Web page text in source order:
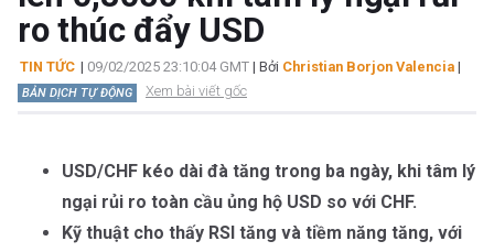
ro thúc đẩy USD
TIN TỨC | 09/02/2025 23:10:04 GMT | Bởi Christian Borjon Valencia |
BẢN DỊCH TỰ ĐỘNG Xem bài viết gốc
USD/CHF kéo dài đà tăng trong ba ngày, khi tâm lý
ngại rủi ro toàn cầu ủng hộ USD so với CHF.
Kỹ thuật cho thấy RSI tăng và tiềm năng tăng, với